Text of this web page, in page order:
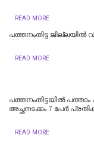
READ MORE
പത്തനംതിട്ട
READ MORE
പത്തനംതിട്ടയില്‍
അച്ഛനടക്കം 7 പേര്‍
READ MORE